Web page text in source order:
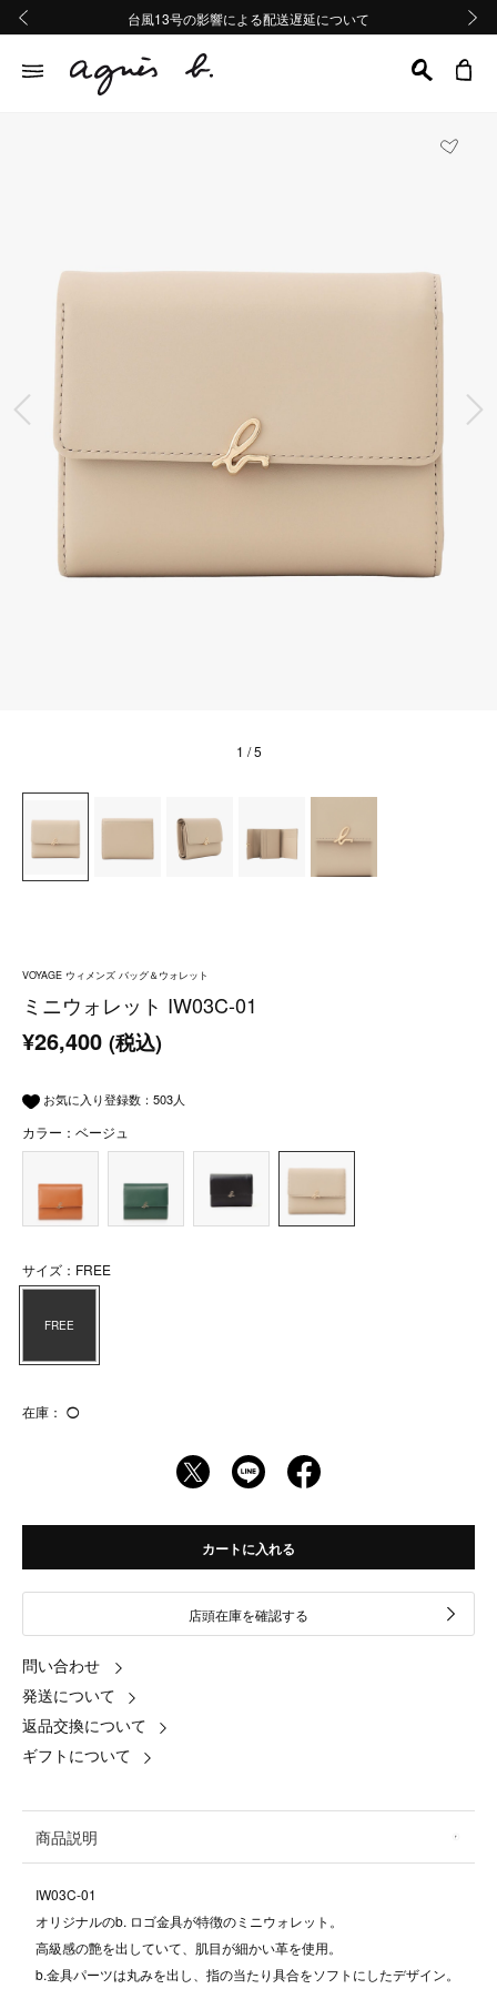
熊本地域地震の影響による配送遅延について
Summer Sale 2buy10%OFF!!
台風13号の影響による配送遅延について
熊本地域地震の影響による配送遅延について
Summer Sale 2buy10%OFF!!
前の画像
1 / 5
VOYAGE ウィメンズ バッグ＆ウォレット
ミニウォレット IW03C-01
¥26,400 (税込)
お気に入り登録数： 503人
カラー：ベージュ
サイズ：FREE
FREE
在庫： ◯
カートに入れる
店頭在庫を確認する
問い合わせ
発送について
返品交換について
ギフトについて
商品説明
IW03C-01
オリジナルのb. ロゴ金具が特徴のミニウォレット。
高級感の艶を出していて、肌目が細かい革を使用。
b.金具パーツは丸みを出し、指の当たり具合をソフトにしたデザイン。